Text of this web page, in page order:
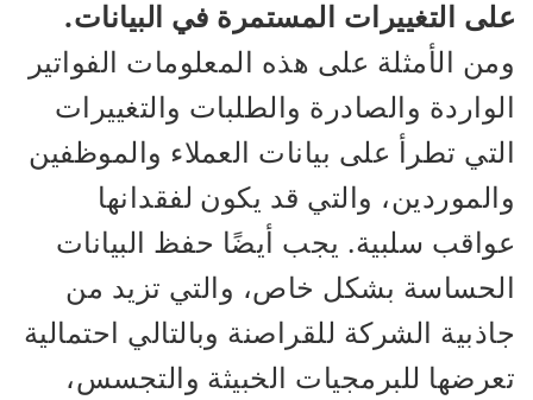
على التغييرات المستمرة في البيانات.
ومن الأمثلة على هذه المعلومات الفواتير
الواردة والصادرة والطلبات والتغييرات
التي تطرأ على بيانات العملاء والموظفين
والموردين، والتي قد يكون لفقدانها
عواقب سلبية. يجب أيضًا حفظ البيانات
الحساسة بشكل خاص، والتي تزيد من
جاذبية الشركة للقراصنة وبالتالي احتمالية
تعرضها للبرمجيات الخبيثة والتجسس،